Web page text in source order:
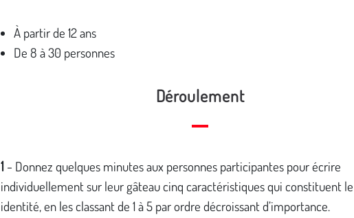
À partir de 12 ans
De 8 à 30 personnes
Déroulement
1- Donnez quelques minutes aux personnes participantes pour écrire
individuellement sur leur gâteau cinq caractéristiques qui constituent
identité, en les classant de 1 à 5 par ordre décroissant d’importance.